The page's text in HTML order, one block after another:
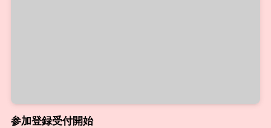
参加登録受付開始